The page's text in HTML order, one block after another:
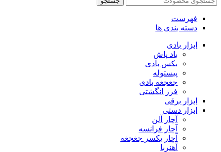
فهرست
دسته بندی ها
ابزار بادی
باد پاش
بکس بادی
پیستوله
جغجغه بادی
فرز انگشتی
ابزار برقی
ابزار دستی
آچار آلن
آچار فرانسه
آچار یکسر جغجغه
آهنربا